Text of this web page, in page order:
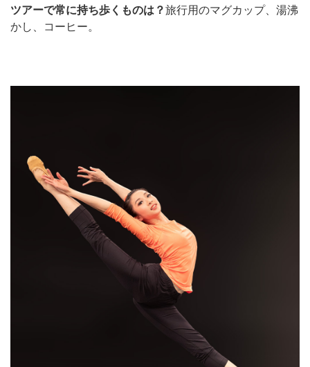
ツアーで常に持ち歩くものは？旅行用のマグカップ、湯沸
かし、コーヒー。